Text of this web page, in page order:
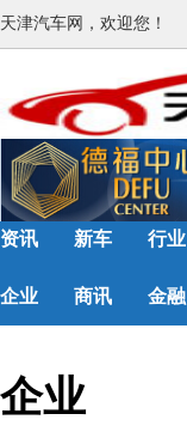
天津汽车网，欢迎您！
资讯 新车 行业
企业 商讯 金融
企业